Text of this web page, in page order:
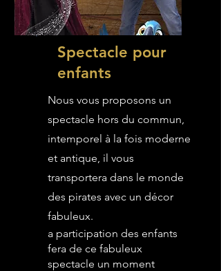
Spectacle pour
enfants
Nous vous proposons un
spectacle hors du commun,
intemporel à la fois moderne
et antique, il vous
transportera dans le monde
des pirates avec un décor
fabuleux.
a participation des enfants
fera de ce fabuleux
spectacle un moment